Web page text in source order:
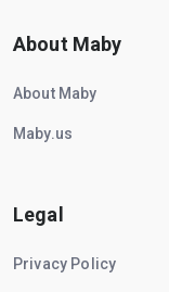
About Maby
About Maby
Maby.us
Legal
Privacy Policy